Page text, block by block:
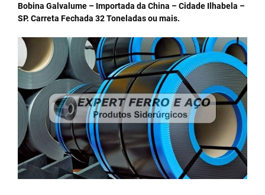
Bobina Galvalume – Importada da China – Cidade Ilhabela –
SP. Carreta Fechada 32 Toneladas ou mais.